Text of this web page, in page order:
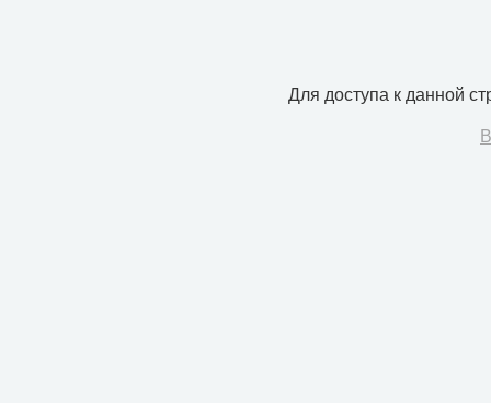
Для доступа к данной